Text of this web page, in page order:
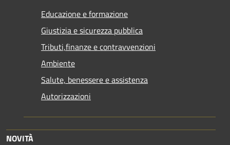
Educazione e formazione
Giustizia e sicurezza pubblica
Tributi,finanze e contravvenzioni
Ambiente
Salute, benessere e assistenza
Autorizzazioni
NOVITÀ